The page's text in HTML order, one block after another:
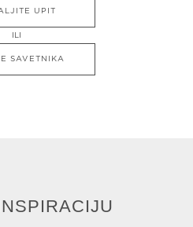
UPIT
ILI
SAVETNIKA